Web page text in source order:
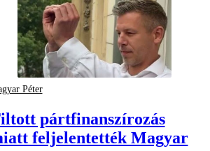
Péter
pártfinanszírozás
feljelentették Magyar